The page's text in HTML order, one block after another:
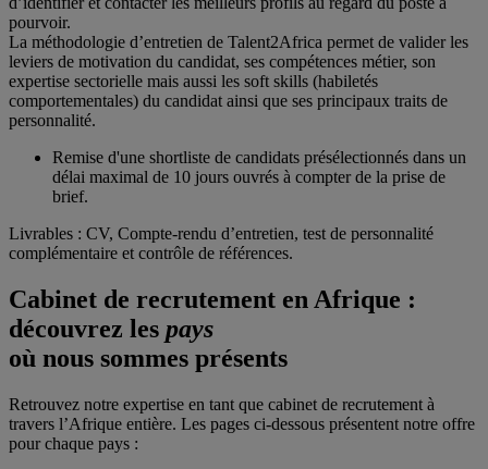
pourvoir.
La méthodologie d’entretien de Talent2Africa permet de valider les
leviers de motivation du candidat, ses compétences métier, son
expertise sectorielle mais aussi les soft skills (habiletés
comportementales) du candidat ainsi que ses principaux traits de
personnalité.
Remise d'une shortliste de candidats présélectionnés dans un
délai maximal de 10 jours ouvrés à compter de la prise de
brief.
Livrables : CV, Compte-rendu d’entretien, test de personnalité
complémentaire et contrôle de références.
Cabinet de recrutement en Afrique :
découvrez les pays
où nous sommes présents
Retrouvez notre expertise en tant que cabinet de recrutement à
travers l’Afrique entière. Les pages ci-dessous présentent notre offre
pour chaque pays :